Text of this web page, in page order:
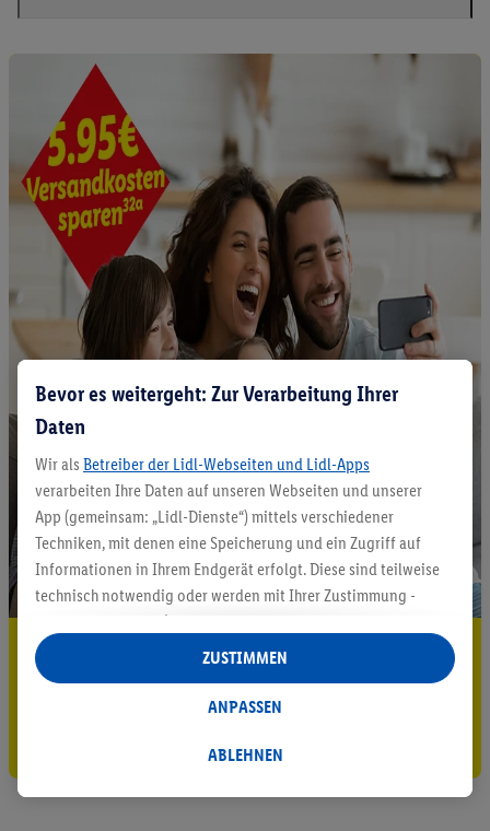
5.95 € Versand sparen³²ᵃ
Jetzt zum Newsletter anmelden
Bevor es weitergeht: Zur Verarbeitung Ihrer
Daten
Wir als Betreiber der Lidl-Webseiten und Lidl-Apps
verarbeiten Ihre Daten auf unseren Webseiten und unserer
App (gemeinsam: „Lidl-Dienste“) mittels verschiedener
Techniken, mit denen eine Speicherung und ein Zugriff auf
Informationen in Ihrem Endgerät erfolgt. Diese sind teilweise
technisch notwendig oder werden mit Ihrer Zustimmung -
auch durch Partner (u.a.
Verantwortliche; im Zusammenhang mit dem IAB TCF
insgesamt
Statistik-Erstellung oder für personalisierte Werbung
Datenverarbeitungen für personalisierte Werbung werden
ABLEHNEN
ANPASSEN
ZUSTIMMEN